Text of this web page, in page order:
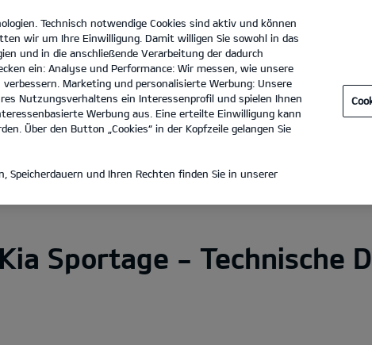
Autohaus Hessengarage GmbH
Entdecken Black Edition Zubehör
Sportage Hybrid Sportage Plug-in Hybrid
Sportage - Technische
Technisch notwendige Cookies sind aktiv und können
wir um Ihre Einwilligung. Damit willigen Sie sowohl in das
und in die anschließende Verarbeitung der dadurch
ein: Analyse und Performance: Wir messen, wie unsere
Marketing und personalisierte Werbung: Unsere
Nutzungsverhaltens ein Interessenprofil und spielen Ihnen
Werbung aus. Eine erteilte Einwilligung kann
Über den Button „Cookies“ in der Kopfzeile gelangen Sie
und Ihren Rechten finden Sie in unserer